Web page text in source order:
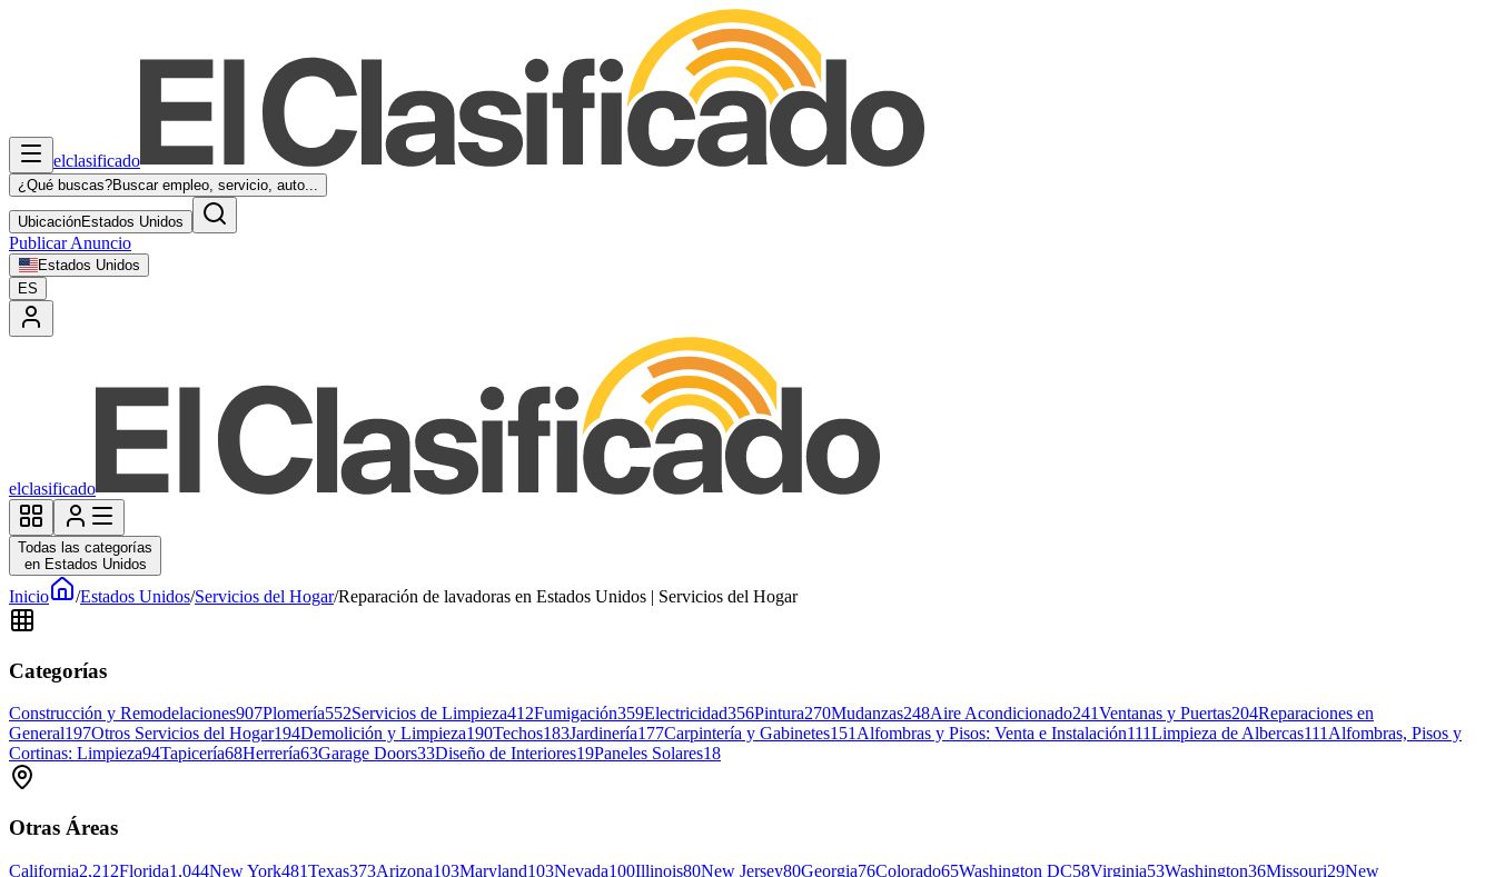
elclasificado
¿Qué buscas?Buscar empleo, servicio, auto...
UbicaciónEstados Unidos
Publicar Anuncio
Estados Unidos
ES
elclasificado
Todas las categorías
en Estados Unidos
Inicio /Estados Unidos/Servicios del Hogar/Reparación de lavadoras en Estados Unidos | Servicios del Hogar
Categorías
Construcción y Remodelaciones907Plomería552Servicios de Limpieza412Fumigación359Electricidad356Pintura270Mudanzas248Aire Acondicionado241Ventanas y Puertas204Reparaciones en
General197Otros Servicios del Hogar194Demolición y Limpieza190Techos183Jardinería177Carpintería y Gabinetes151Alfombras y Pisos: Venta e Instalación111Limpieza de Albercas111Alfombras, Pisos y
Cortinas: Limpieza94Tapicería68Herrería63Garage Doors33Diseño de Interiores19Paneles Solares18
Otras Áreas
California2,212Florida1,044New York481Texas373Arizona103Maryland103Nevada100Illinois80New Jersey80Georgia76Colorado65Washington DC58Virginia53Washington36Missouri29New